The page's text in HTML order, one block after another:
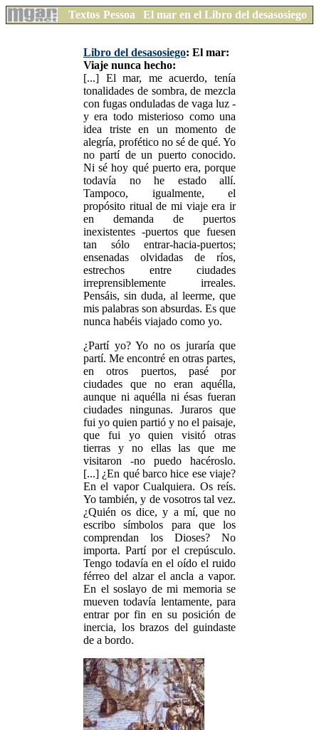
Textos Pessoa El mar en el Libro del desasosiego
Libro del desasosiego: El mar:
Viaje nunca hecho:
[...] El mar, me acuerdo, tenía
tonalidades de sombra, de mezcla
con fugas onduladas de vaga luz -
y era todo misterioso como una
idea triste en un momento de
alegría, profético no sé de qué. Yo
no partí de un puerto conocido.
Ni sé hoy qué puerto era, porque
todavía no he estado allí.
Tampoco, igualmente, el
propósito ritual de mi viaje era ir
en demanda de puertos
inexistentes -puertos que fuesen
tan sólo entrar-hacia-puertos;
ensenadas olvidadas de ríos,
estrechos entre ciudades
irreprensiblemente irreales.
Pensáis, sin duda, al leerme, que
mis palabras son absurdas. Es que
nunca habéis viajado como yo.
¿Partí yo? Yo no os juraría que
partí. Me encontré en otras partes,
en otros puertos, pasé por
ciudades que no eran aquélla,
aunque ni aquélla ni ésas fueran
ciudades ningunas. Juraros que
fui yo quien partió y no el paisaje,
que fui yo quien visitó otras
tierras y no ellas las que me
visitaron -no puedo hacéroslo.
[...] ¿En qué barco hice ese viaje?
En el vapor Cualquiera. Os reís.
Yo también, y de vosotros tal vez.
¿Quién os dice, y a mí, que no
escribo símbolos para que los
comprendan los Dioses? No
importa. Partí por el crepúsculo.
Tengo todavía en el oído el ruido
férreo del alzar el ancla a vapor.
En el soslayo de mi memoria se
mueven todavía lentamente, para
entrar por fin en su posición de
inercia, los brazos del guindaste
de a bordo.